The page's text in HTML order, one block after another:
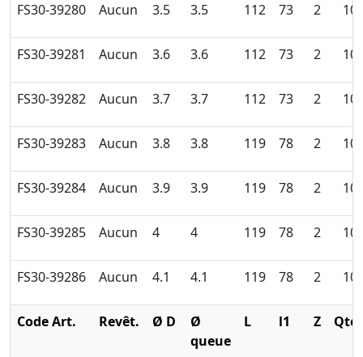
FS30-39280 Aucun 3.5 3.5 112 73 2 10
FS30-39281 Aucun 3.6 3.6 112 73 2 10
FS30-39282 Aucun 3.7 3.7 112 73 2 10
FS30-39283 Aucun 3.8 3.8 119 78 2 10
FS30-39284 Aucun 3.9 3.9 119 78 2 10
FS30-39285 Aucun 4 4 119 78 2 10
FS30-39286 Aucun 4.1 4.1 119 78 2 10
Code Art. Revêt. Ø D
Ø
queue
L l1 Z Qté